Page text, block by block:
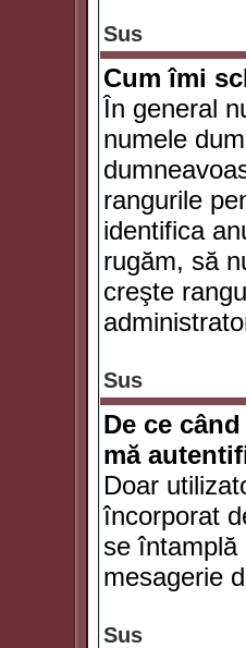
Sus
Cum îmi
În general
numele
rangurile
identifica
rugăm, să
creşte
Sus
De ce
mă
Doar
încorporat
se întamplă
mesagerie
Sus